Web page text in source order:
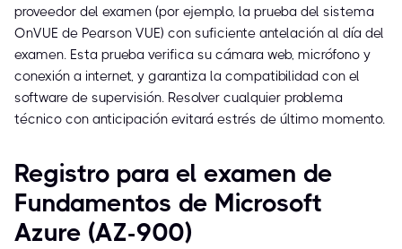
proveedor del examen (por ejemplo, la prueba del sistema
OnVUE de Pearson VUE) con suficiente antelación al día del
examen. Esta prueba verifica su cámara web, micrófono y
conexión a internet, y garantiza la compatibilidad con el
software de supervisión. Resolver cualquier problema
técnico con anticipación evitará estrés de último momento.
Registro para el examen de
Fundamentos de Microsoft
Azure (AZ-900)